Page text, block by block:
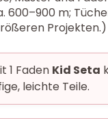
m;
Projekten.)
1 Faden Kid Seta
leichte Teile.